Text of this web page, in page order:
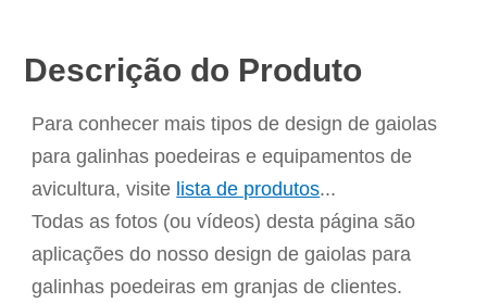
Descrição do Produto
Para conhecer mais tipos dedesign de gaiolas
para galinhas poedeiras e equipamentos de
avicultura, visite lista de produtos...
Todas as fotos (ou vídeos) desta página são
aplicações do nossodesign de gaiolas para
galinhas poedeiras em granjas de clientes.